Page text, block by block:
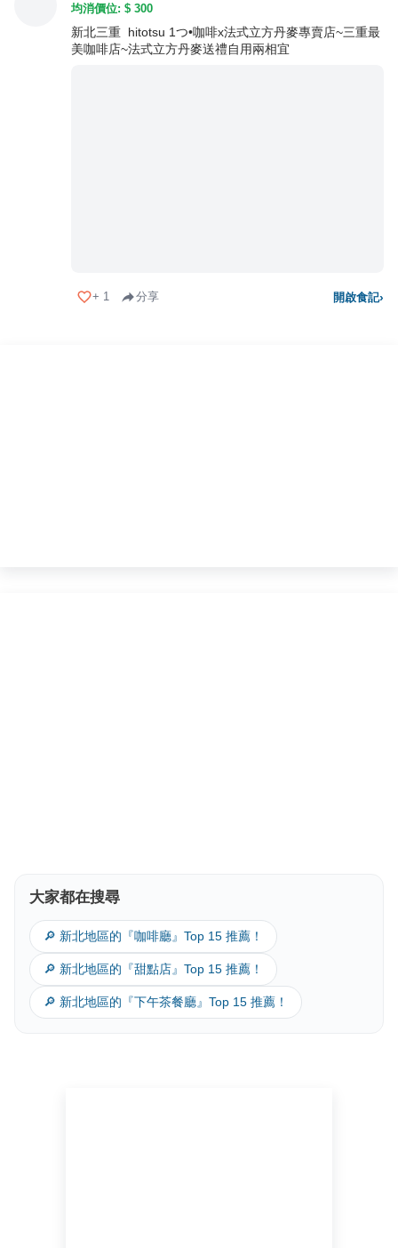
均消價位: $ 300
新北三重 hitotsu 1つ•咖啡x法式立方丹麥專賣店~三重最
美咖啡店~法式立方丹麥送禮自用兩相宜
+ 1 分享 開啟食記›
大家都在搜尋
🔎 新北地區的『咖啡廳』Top 15 推薦！
🔎 新北地區的『甜點店』Top 15 推薦！
🔎 新北地區的『下午茶餐廳』Top 15 推薦！